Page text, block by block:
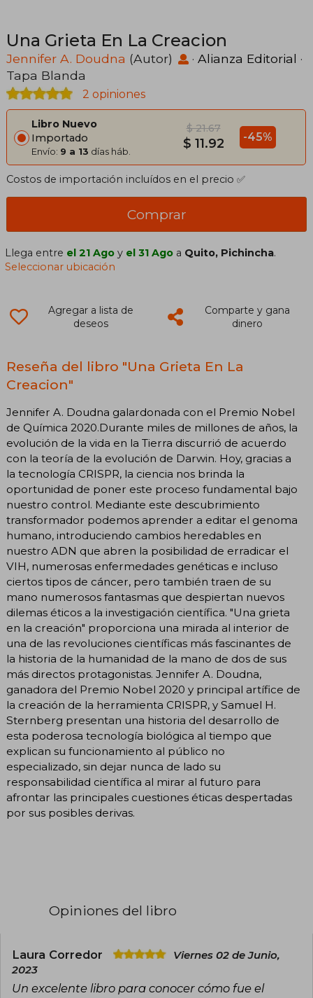
Una Grieta En La Creacion
Jennifer A. Doudna (Autor) · Alianza Editorial ·
Tapa Blanda
2 opiniones
Libro Nuevo
Importado
Envío: 9 a 13 días háb.
$ 21.67
$ 11.92 -45%
Costos de importación incluídos en el precio ✅
Comprar
Llega entre el 21 Ago y el 31 Ago a Quito, Pichincha.
Seleccionar ubicación
Agregar a lista de
deseos
Comparte y gana
dinero
Reseña del libro "Una Grieta En La
Creacion"
Jennifer A. Doudna galardonada con el Premio Nobel
de Química 2020.Durante miles de millones de años, la
evolución de la vida en la Tierra discurrió de acuerdo
con la teoría de la evolución de Darwin. Hoy, gracias a
la tecnología CRISPR, la ciencia nos brinda la
oportunidad de poner este proceso fundamental bajo
nuestro control. Mediante este descubrimiento
transformador podemos aprender a editar el genoma
humano, introduciendo cambios heredables en
nuestro ADN que abren la posibilidad de erradicar el
VIH, numerosas enfermedades genéticas e incluso
ciertos tipos de cáncer, pero también traen de su
mano numerosos fantasmas que despiertan nuevos
dilemas éticos a la investigación científica. "Una grieta
en la creación" proporciona una mirada al interior de
una de las revoluciones científicas más fascinantes de
la historia de la humanidad de la mano de dos de sus
más directos protagonistas. Jennifer A. Doudna,
ganadora del Premio Nobel 2020 y principal artífice de
la creación de la herramienta CRISPR, y Samuel H.
Sternberg presentan una historia del desarrollo de
esta poderosa tecnología biológica al tiempo que
explican su funcionamiento al público no
especializado, sin dejar nunca de lado su
responsabilidad científica al mirar al futuro para
afrontar las principales cuestiones éticas despertadas
por sus posibles derivas.
Opiniones del libro
Laura Corredor
Viernes 02 de Junio,
2023
Un excelente libro para conocer cómo fue el